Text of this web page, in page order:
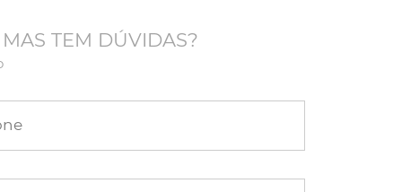
TEM DÚVIDAS?